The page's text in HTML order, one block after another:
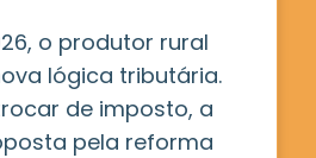
o produtor rural
lógica tributária.
de imposto, a
pela reforma